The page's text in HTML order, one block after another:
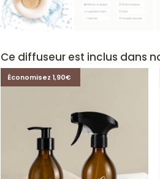
Ce diffuseur est inclus dans
Économisez 1,90€